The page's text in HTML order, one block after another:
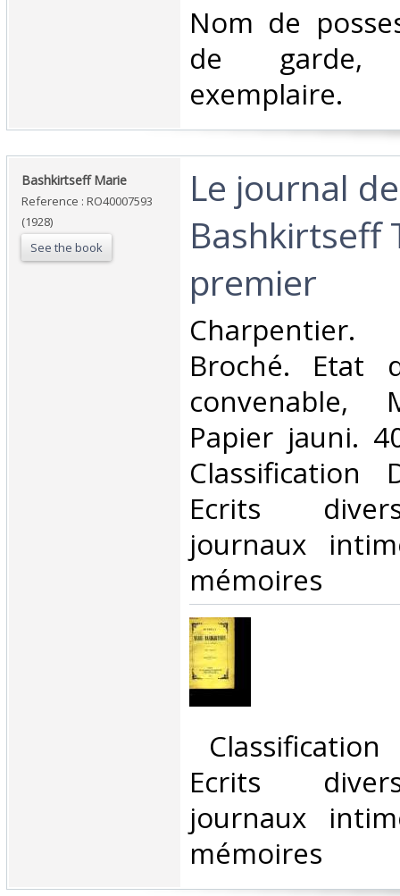
‎Nom de
de
exemplaire.‎
‎Bashkirtseff Marie‎
Reference : RO40007593
(1928)
See the book
‎Le journal
Bashkirtseff
premier‎
Broché. Etat
convenable,
Papier jauni.
Classification
Ecrits
journaux
mémoires‎
Ecrits
journaux
mémoires‎